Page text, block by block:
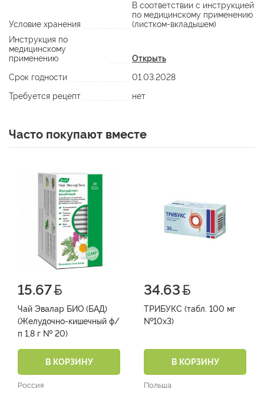
Условие хранения
В соответствии с инструкцией
по медицинскому применению
(листком-вкладышем)
Инструкция по
медицинскому
применению
Открыть
Срок годности
01.03.2028
Требуется рецепт
нет
Часто покупают вместе
15.67
Чай Эвалар БИО (БАД)
(Желудочно-кишечный ф/
п 1,8 г № 20)
В КОРЗИНУ
Россия
34.63
ТРИБУКС (табл. 100 мг
№10х3)
В КОРЗИНУ
Польша